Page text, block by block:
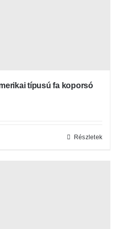
típusú fa koporsó
Részletek